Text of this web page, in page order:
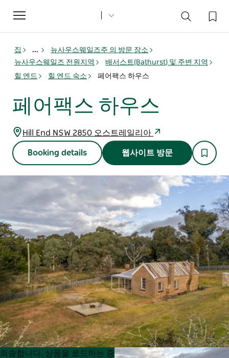
Toggle
navigation
집 ...
뉴사우스웨일즈주 의 방문 장소
뉴사우스웨일즈 전원지역
배서스트(Bathurst) 및 주변 지역
힐 엔드
힐 엔드 숙소 페어팩스 하우스
페어팩스 하우스
Hill End NSW 2850 오스트레일리아
Booking details 웹사이트 방문
Product
Product
죄송합니다. 상품을 로드하는 중